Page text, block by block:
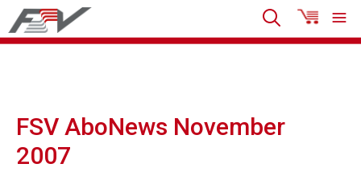
FSV AboNews November
2007